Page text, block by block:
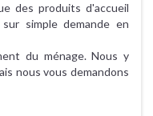
des produits d'accueil
simple demande en
du ménage. Nous y
nous vous demandons